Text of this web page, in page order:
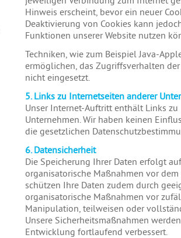
Hinweis erscheint, bevor ein neuer
Deaktivierung von Cookies kann
Funktionen unserer Website nutzen
Techniken, wie zum Beispiel Java-
ermöglichen, das Zugriffsverhalten
nicht eingesetzt.
5. Links zu Internetseiten anderer
Unser Internet-Auftritt enthält Links
Unternehmen. Wir haben keinen
die gesetzlichen
6. Datensicherheit
Die Speicherung Ihrer Daten erfolgt
organisatorische Maßnahmen vor
schützen Ihre Daten zudem durch
organisatorische Maßnahmen vor
Manipulation, teilweisen oder
Unsere Sicherheitsmaßnahmen
Entwicklung fortlaufend verbessert.